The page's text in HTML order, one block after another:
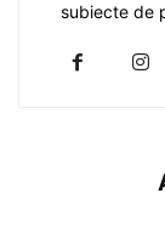
subiecte de